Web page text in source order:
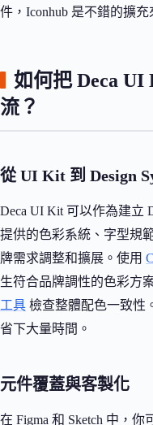
件，Iconhub 是不錯的擴充
如何把 Deca
流？
從 UI Kit 到 Design
Deca UI Kit 可以作為建立
提供的色彩系統、字型規
牌需求調整和擴展。使用
生符合品牌調性的色彩方
工具 檢查整體配色一致性
省下大量時間。
元件覆蓋與客製化
在 Figma 和 Sketch 中，你